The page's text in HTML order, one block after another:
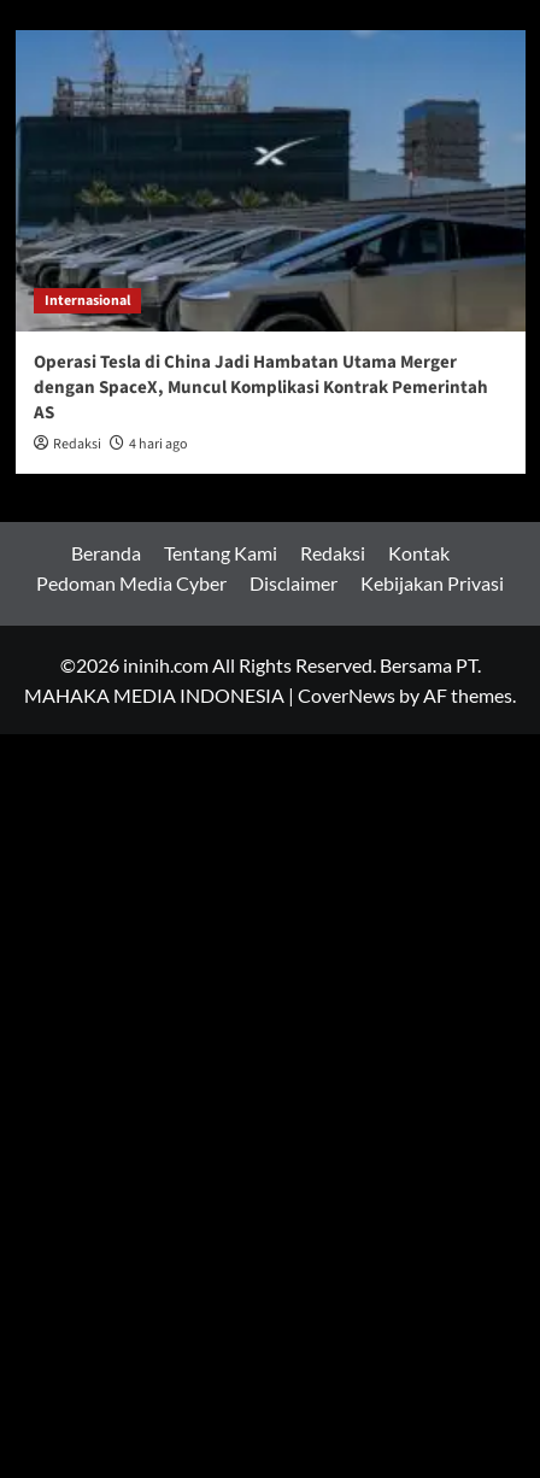
Internasional
Operasi Tesla di China Jadi Hambatan Utama Merger
dengan SpaceX, Muncul Komplikasi Kontrak Pemerintah
AS
Redaksi 4 hari ago
Beranda Tentang Kami Redaksi
Kontak
Pedoman Media Cyber
Disclaimer Kebijakan Privasi
©2026 ininih.com All Rights Reserved. Bersama PT.
MAHAKA MEDIA INDONESIA | CoverNews by AF themes.